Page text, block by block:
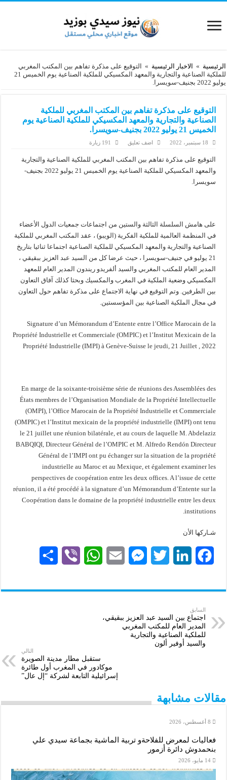
الرئيسية » الاخبار الرئيسية »
التوقيع على مذكرة تفاهم بين المكتب المغربي
للملكية الصناعية والتجارية والمعهد المكسيكي للملكية الصناعية يوم الخميس 21
يوليو 2022 بجنيف-سويسرا.
التوقيع على مذكرة تفاهم بين المكتب المغربي للملكية
الصناعية والتجارية والمعهد المكسيكي للملكية الصناعية يوم
الخميس 21 يوليو 2022 بجنيف-سويسرا.
18 سبتمبر، 2022 اضف تعليق 191 زيارة
التوقيع على مذكرة تفاهم بين المكتب المغربي للملكية الصناعية والتجارية
والمعهد المكسيكي للملكية الصناعية يوم الخميس 21 يوليو 2022 بجنيف-
سويسرا.
على هامش السلسلة الثالثة والستين من اجتماعات جمعيات الدول الأعضاء
في المنظمة العالمية للملكية الفكرية (الويبو) ، عقد المكتب المغربي للملكية
الصناعية والتجارية والمعهد المكسيكي للملكية الصناعية اجتماعا ثنائيا بتاريخ
21 يوليو في جنيف-سويسرا ، حيث عرضا كل من السيد عبد العزيز ببقيقي ،
المدير العام للمكتب المغربي والسيد ألفريدو ريندون المدير العام للمعهد
المكسيكي وضعية الملكية في المغرب والمكسيك وبحثا كذلك آفاق التعاون
بين الطرفين. وتم التوقيع في نهاية الاجتماع على مذكرة تفاهم حول التعاون
في مجال الملكية الصناعية بين المؤسستين.
Signature d’un Mémorandum d’Entente entre l’Office Marocain de la
Propriété Industrielle et Commerciale (OMPIC) et l’Institut Mexicain de la
Propriété Industrielle (IMPI) à Genève-Suisse le jeudi, 21 Juillet , 2022
En marge de la soixante-troisième série de réunions des Assemblées des
États membres de l’Organisation Mondiale de la Propriété Intellectuelle
(OMPI), l’Office Marocain de la Propriété Industrielle et Commerciale
(OMPIC) et l’Institut mexicain de la propriété industrielle (IMPI) ont tenu
le 21 juillet une réunion bilatérale, et au cours de laquelle M. Abdelaziz
BABQIQI, Directeur Général de l’OMPIC et M. Alfredo Rendón Directeur
Général de l’IMPI ont pu échanger sur la situation de la propriété
industrielle au Maroc et au Mexique, et également examiner les
perspectives de coopération entre les deux offices. A l’issue de cette
réunion, il a été procédé à la signature d’un Mémorandum d’Entente sur la
Coopération dans le domaine de la propriété industrielle entre les deux
institutions.
شـاركها الأن
c
e
b
o
n
e
d
i
t
M
s
e
r
a
W
a
p
b
a
السابق
اجتماع بين السيد عبد العزيز ببقيقي،
المدير العام للمكتب المغربي
للملكية الصناعية والتجارية
والسيد أوفير ألون
التالي
ستقبل مطار مدينة الصويرة
موكادور في المغرب أول طائرة
إسرائيلية التابعة لشركة “إل عال”
مقالات مشابهة
8 أغسطس، 2026
فعاليات لمعرض للفلاحةو تربية الماشية بجماعة سيدي علي
بنحمدوش دائرة أزمور
14 مايو، 2026